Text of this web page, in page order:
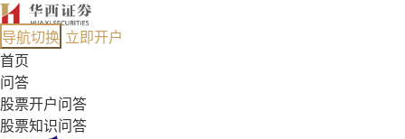
导航切换 立即开户
首页
问答
股票开户问答
股票知识问答